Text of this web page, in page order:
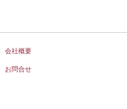
会社概要
お問合せ